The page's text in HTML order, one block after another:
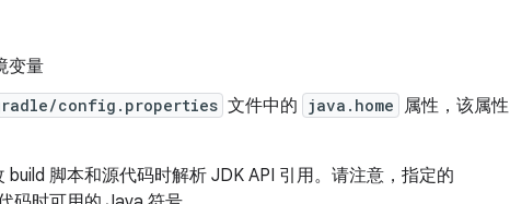
变量
config.properties 文件中的 java.home 属性，该属性
脚本和源代码时解析 JDK API 引用。请注意，指定的